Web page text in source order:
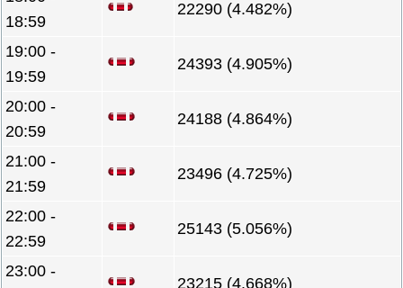
18:59
22290 (4.482%)
19:00 -
19:59
24393 (4.905%)
20:00 -
20:59
24188 (4.864%)
21:00 -
21:59
23496 (4.725%)
22:00 -
22:59
25143 (5.056%)
23:00 -
23215 (4.668%)